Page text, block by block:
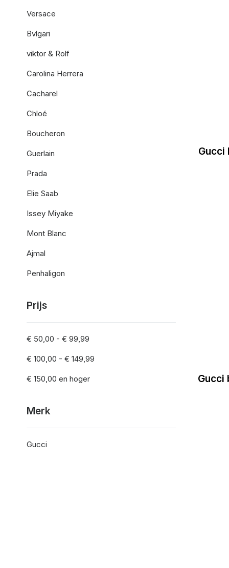
Gucci
Gucci
Versace
Bvlgari
viktor & Rolf
Carolina Herrera
Cacharel
Chloé
Boucheron
Guerlain
Prada
Elie Saab
Issey Miyake
Mont Blanc
Ajmal
Penhaligon
Prijs
€ 50,00 - € 99,99
€ 100,00 - € 149,99
€ 150,00 en hoger
Merk
Gucci